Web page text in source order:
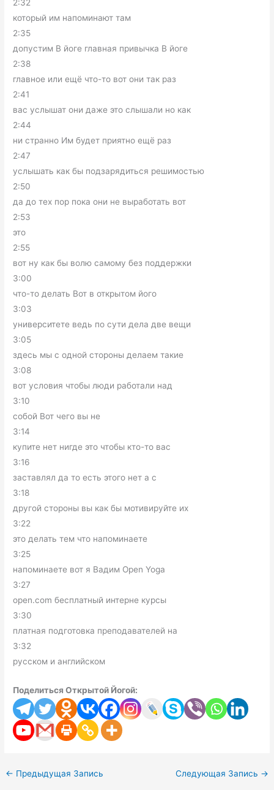
2:32
который им напоминают там
2:35
допустим В йоге главная привычка В йоге
2:38
главное или ещё что-то вот они так раз
2:41
вас услышат они даже это слышали но как
2:44
ни странно Им будет приятно ещё раз
2:47
услышать как бы подзарядиться решимостью
2:50
да до тех пор пока они не выработать вот
2:53
это
2:55
вот ну как бы волю самому без поддержки
3:00
что-то делать Вот в открытом його
3:03
университете ведь по сути дела две вещи
3:05
здесь мы с одной стороны делаем такие
3:08
вот условия чтобы люди работали над
3:10
собой Вот чего вы не
3:14
купите нет нигде это чтобы кто-то вас
3:16
заставлял да то есть этого нет а с
3:18
другой стороны вы как бы мотивируйте их
3:22
это делать тем что напоминаете
3:25
напоминаете вот я Вадим Open Yoga
3:27
open.com бесплатный интерне курсы
3:30
платная подготовка преподавателей на
3:32
русском и английском
Поделиться Открытой Йогой:
← Предыдущая Запись Следующая Запись →